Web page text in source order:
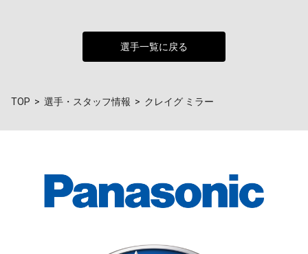
選手一覧に戻る
TOP 選手・スタッフ情報 クレイグ ミラー